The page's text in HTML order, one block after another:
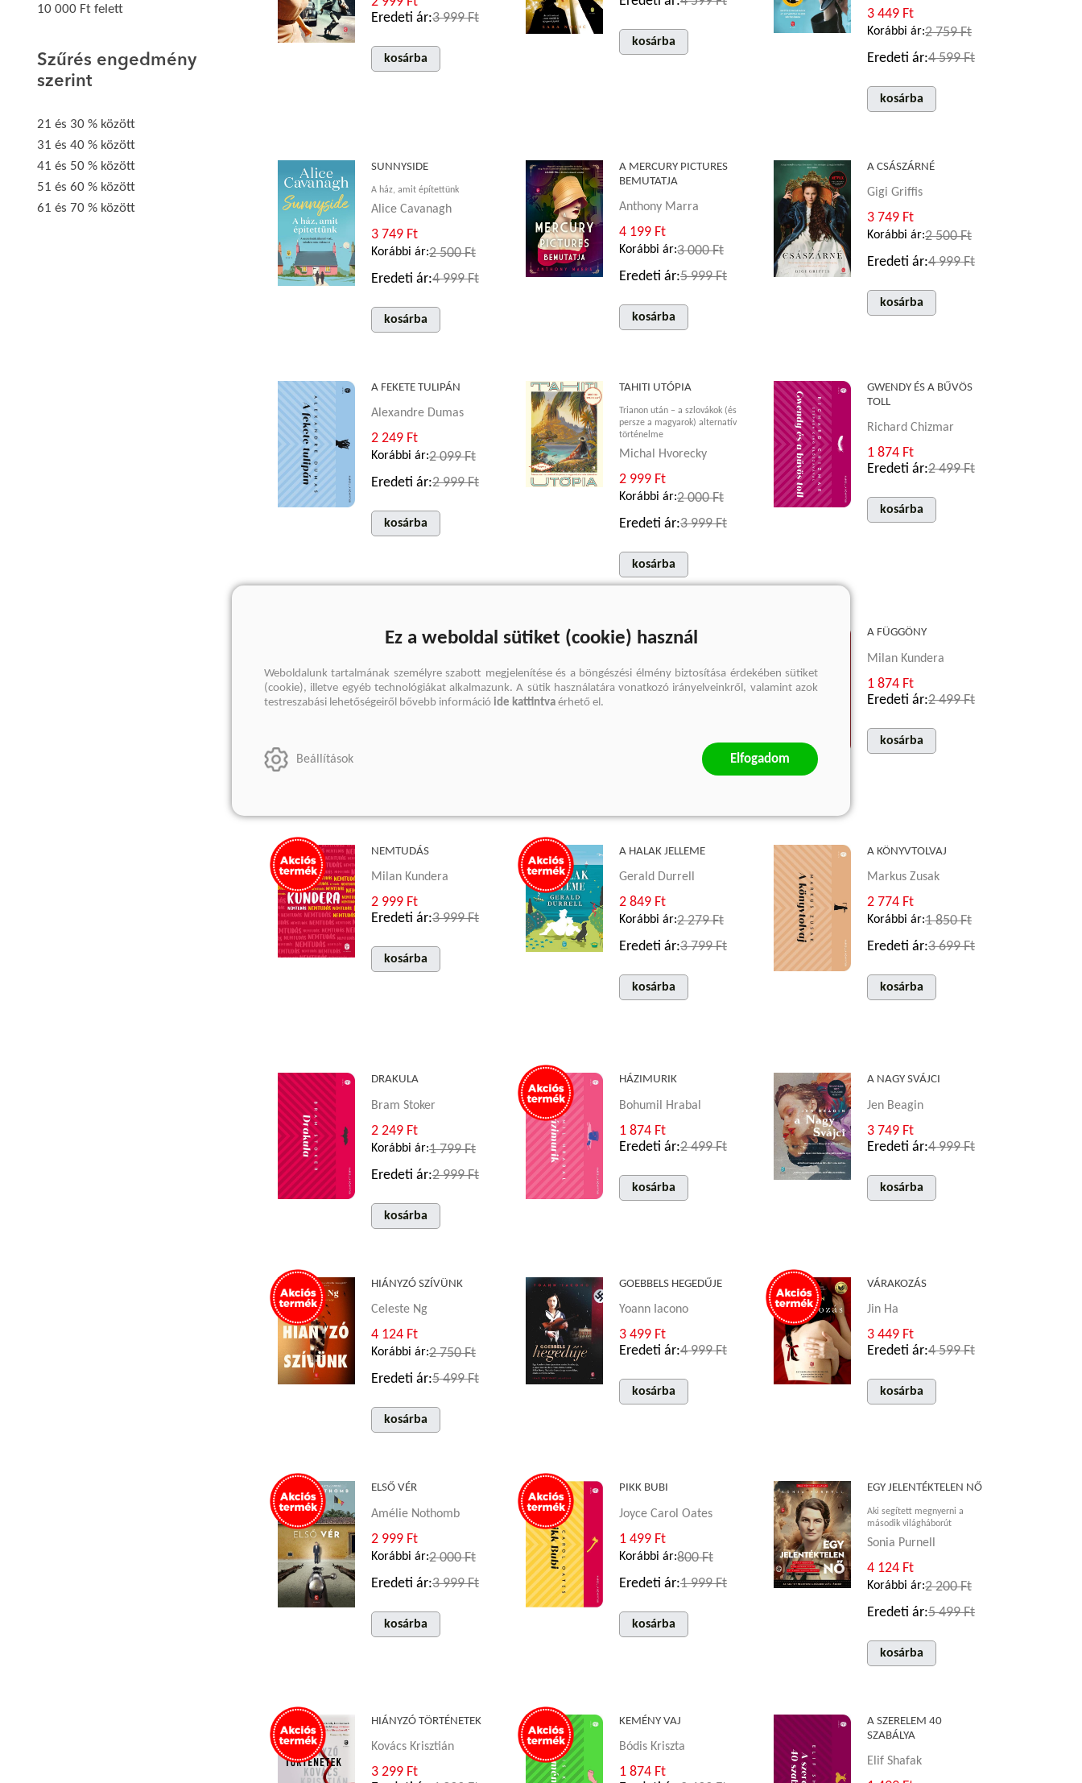
10 000 Ft felett
Szűrés engedmény
szerint
21 és 30 % között
31 és 40 % között
41 és 50 % között
51 és 60 % között
61 és 70 % között
Eredeti ár:3 999 Ft
kosárba
kosárba
3 449 Ft
Korábbi ár:2 759 Ft
Eredeti ár:4 599 Ft
kosárba
SUNNYSIDE
A ház, amit építettünk
Alice Cavanagh
3 749 Ft
Korábbi ár:2 500 Ft
Eredeti ár:4 999 Ft
kosárba
A MERCURY PICTURES
BEMUTATJA
Anthony Marra
4 199 Ft
Korábbi ár:3 000 Ft
Eredeti ár:5 999 Ft
kosárba
A CSÁSZÁRNÉ
Gigi Griffis
3 749 Ft
Korábbi ár:2 500 Ft
Eredeti ár:4 999 Ft
kosárba
A FEKETE TULIPÁN
Alexandre Dumas
2 249 Ft
Korábbi ár:2 099 Ft
Eredeti ár:2 999 Ft
kosárba
TAHITI UTÓPIA
Trianon után – a szlovákok (és
persze a magyarok) alternatív
történelme
Michal Hvorecky
2 999 Ft
Korábbi ár:2 000 Ft
Eredeti ár:3 999 Ft
kosárba
GWENDY ÉS A BŰVÖS
TOLL
Richard Chizmar
1 874 Ft
Eredeti ár:2 499 Ft
kosárba
METRÓ 2033 1-2.
3 374 Ft
Eredeti ár:4 499 Ft
ELEANOR DARE
ELVESZETT KÖNYVE
Kimberly Brock
5 999 Ft
A FÜGGÖNY
Milan Kundera
1 874 Ft
Eredeti ár:2 499 Ft
kosárba
NEMTUDÁS
Milan Kundera
2 999 Ft
Eredeti ár:3 999 Ft
kosárba
A HALAK JELLEME
Gerald Durrell
2 849 Ft
Korábbi ár:2 279 Ft
Eredeti ár:3 799 Ft
kosárba
A KÖNYVTOLVAJ
Markus Zusak
2 774 Ft
Korábbi ár:1 850 Ft
Eredeti ár:3 699 Ft
kosárba
DRAKULA
Bram Stoker
2 249 Ft
Korábbi ár:1 799 Ft
Eredeti ár:2 999 Ft
kosárba
HÁZIMURIK
Bohumil Hrabal
1 874 Ft
Eredeti ár:2 499 Ft
kosárba
A NAGY SVÁJCI
Jen Beagin
3 749 Ft
Eredeti ár:4 999 Ft
kosárba
HIÁNYZÓ SZÍVÜNK
Celeste Ng
4 124 Ft
Korábbi ár:2 750 Ft
Eredeti ár:5 499 Ft
kosárba
GOEBBELS HEGEDŰJE
Yoann Iacono
3 499 Ft
Eredeti ár:4 999 Ft
kosárba
VÁRAKOZÁS
Jin Ha
3 449 Ft
Eredeti ár:4 599 Ft
kosárba
ELSŐ VÉR
Amélie Nothomb
2 999 Ft
Korábbi ár:2 000 Ft
Eredeti ár:3 999 Ft
kosárba
PIKK BUBI
Joyce Carol Oates
1 499 Ft
Korábbi ár:800 Ft
Eredeti ár:1 999 Ft
kosárba
EGY JELENTÉKTELEN NŐ
Aki segített megnyerni a
második világháborút
Sonia Purnell
4 124 Ft
Korábbi ár:2 200 Ft
Eredeti ár:5 499 Ft
kosárba
HIÁNYZÓ TÖRTÉNETEK
Kovács Krisztián
3 299 Ft
KEMÉNY VAJ
Bódis Kriszta
1 874 Ft
A SZERELEM 40
SZABÁLYA
Elif Shafak
Ez a weboldal sütiket (cookie) használ
Weboldalunk tartalmának személyre szabott megjelenítése és a böngészési élmény biztosítása érdekében sütiket
(cookie), illetve egyéb technológiákat alkalmazunk. A sütik használatára vonatkozó irányelveinkről, valamint azok
testreszabási lehetőségeiről bővebb információ ide kattintva érhető el.
Beállítások Elfogadom